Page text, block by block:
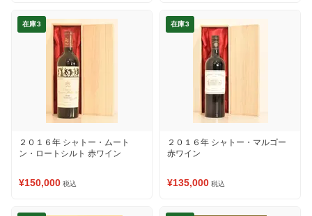
在庫3
２０１６年 シャトー・ムート
ン・ロートシルト 赤ワイン
¥150,000 税込
在庫3
２０１６年 シャトー・マルゴー
赤ワイン
¥135,000 税込